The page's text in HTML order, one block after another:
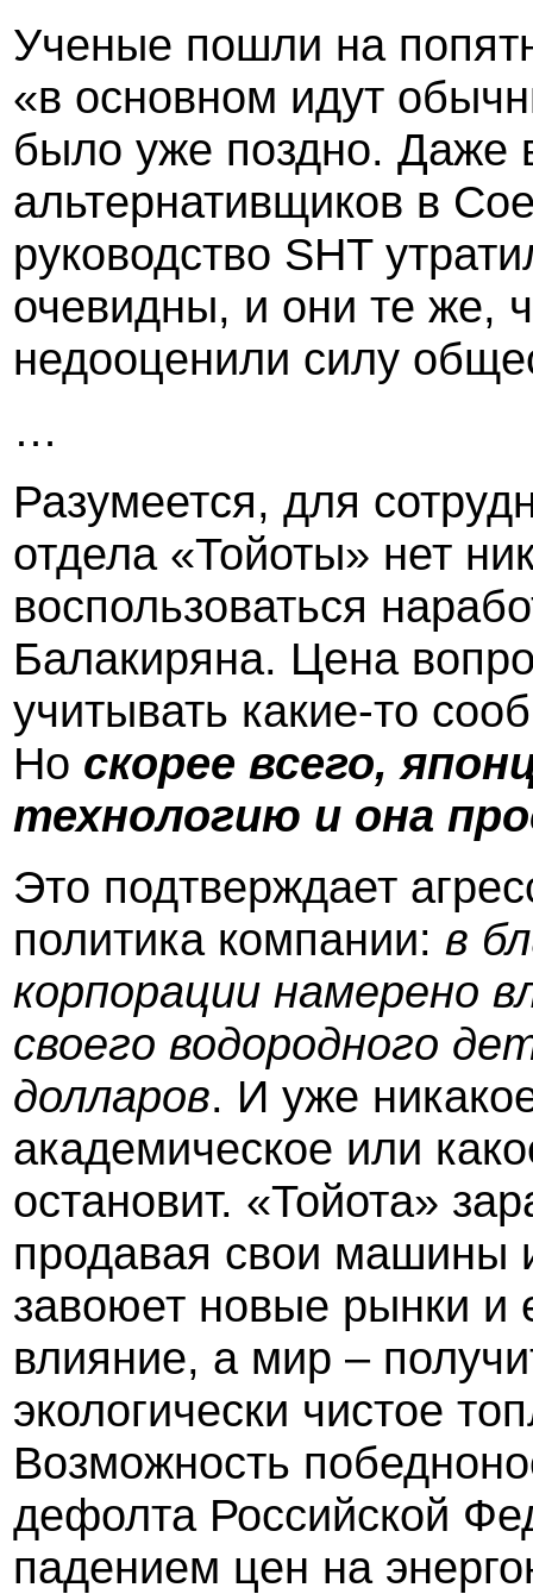
Ученые пошли на
«в основном идут
было уже поздно. Даже
альтернативщиков в
руководство SHT
очевидны, и они те же,
недооценили силу
…
Разумеется, для
отдела «Тойоты» нет
воспользоваться
Балакиряна. Цена
учитывать какие-то
Но скорее всего,
технологию и она
Это подтверждает
политика компании: в
корпорации намерено
своего водородного
долларов. И уже
академическое или
остановит. «Тойота»
продавая свои машины
завоюет новые рынки и
влияние, а мир –
экологически чистое
Возможность
дефолта Российской
падением цен на